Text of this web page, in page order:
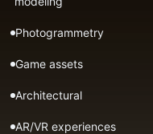
Photogrammetry
Game assets
Architectural
AR/VR experiences